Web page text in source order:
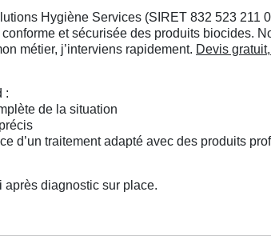
Hygiène Services (SIRET 832 523 211
et sécurisée des produits biocides.
métier, j’interviens rapidement. Devis
:
de la situation
d’un traitement adapté avec des produits
après diagnostic sur place.